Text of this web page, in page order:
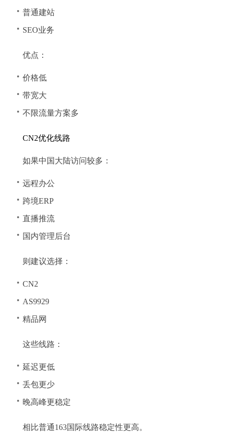
普通建站
SEO业务
优点：
价格低
带宽大
不限流量方案多
CN2优化线路
如果中国大陆访问较多：
远程办公
跨境ERP
直播推流
国内管理后台
则建议选择：
CN2
AS9929
精品网
这些线路：
延迟更低
丢包更少
晚高峰更稳定
相比普通163国际线路稳定性更高。